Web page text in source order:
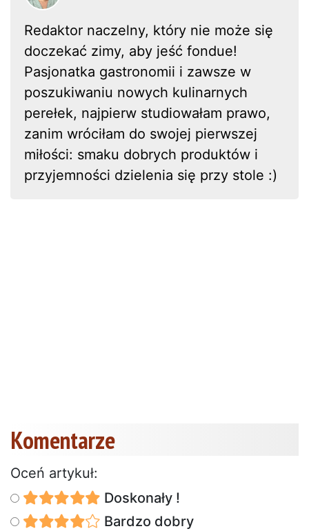
Redaktor naczelny, który nie może się
doczekać zimy, aby jeść fondue!
Pasjonatka gastronomii i zawsze w
poszukiwaniu nowych kulinarnych
perełek, najpierw studiowałam prawo,
zanim wróciłam do swojej pierwszej
miłości: smaku dobrych produktów i
przyjemności dzielenia się przy stole :)
Komentarze
Oceń artykuł:
Doskonały !
Bardzo dobry